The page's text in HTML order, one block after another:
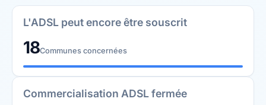
L'ADSL peut encore être souscrit
18Communes concernées
Commercialisation ADSL fermée